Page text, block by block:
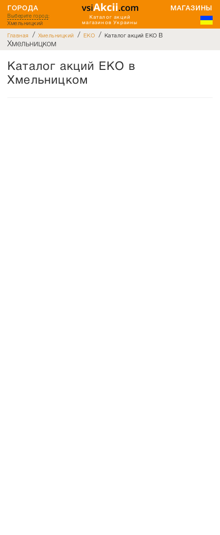
Каталог акций
магазинов Украины
ГОРОДА МАГАЗИНЫ
Выберите город:
Хмельницкий
Главная / Хмельницкий / EKO / Каталог акций EKO в
Хмельницком
Каталог акций EKO в
Хмельницком